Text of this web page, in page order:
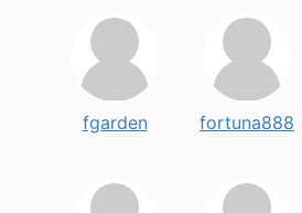
fgarden fortuna888